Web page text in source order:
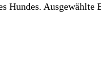
Hundes. Ausgewählte